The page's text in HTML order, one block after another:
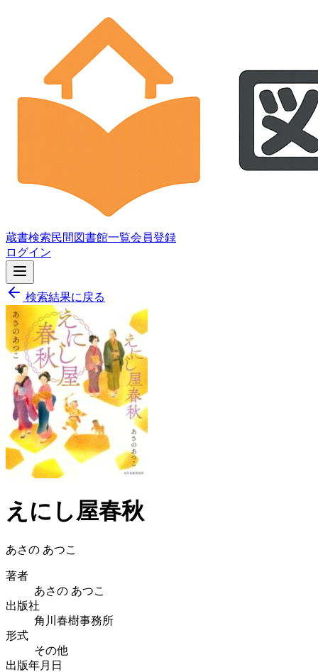
蔵書検索民間図書館一覧会員登録
ログイン
検索結果に戻る
えにし屋春秋
あさの あつこ
著者
あさの あつこ
出版社
角川春樹事務所
形式
その他
出版年月日